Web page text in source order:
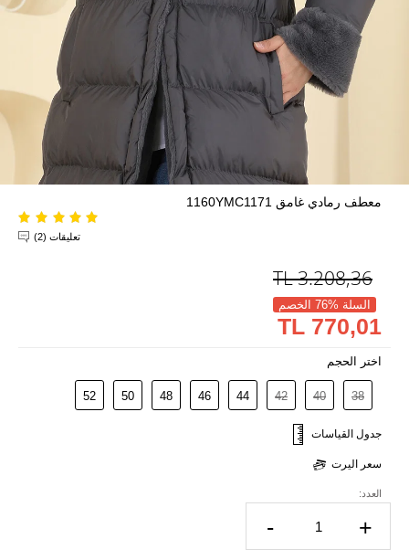
معطف رمادي غامق 1160YMC1171
تعليقات (2)
3.208,36
TL
السلة %76 الخصم
770,01 TL
اختر الحجم
38
40
42
44
46
48
50
52
جدول القياسات
سعر اليرت
العدد:
- +